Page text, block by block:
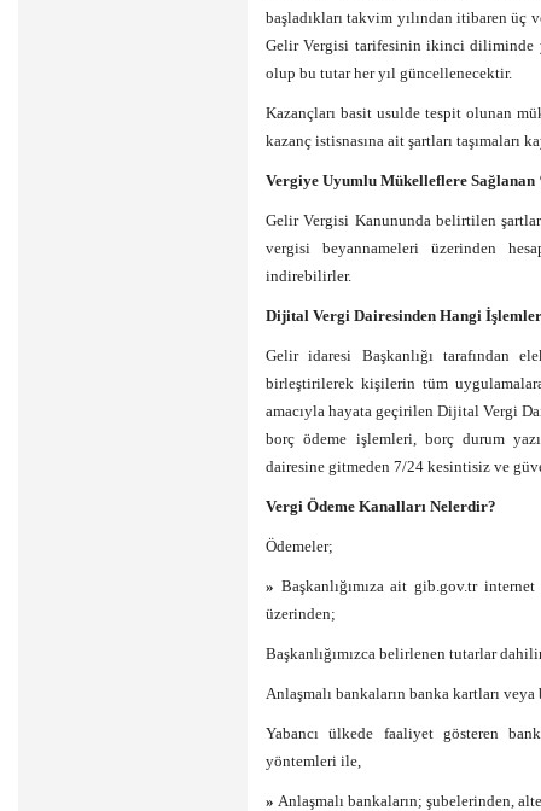
başladıkları takvim yılından itibaren üç
Gelir Vergisi tarifesinin ikinci diliminde
olup bu tutar her yıl güncellenecektir.
Kazançları basit usulde tespit olunan
kazanç istisnasına ait şartları taşımaları
Vergiye Uyumlu Mükelleflere
Gelir Vergisi Kanununda belirtilen
vergisi beyannameleri üzerinden
indirebilirler.
Dijital Vergi Dairesinden Hangi
Gelir idaresi Başkanlığı tarafından
birleştirilerek kişilerin tüm
amacıyla hayata geçirilen Dijital Vergi
borç ödeme işlemleri, borç durum
dairesine gitmeden 7/24 kesintisiz ve
Vergi Ödeme Kanalları Nelerdir?
Ödemeler;
» Başkanlığımıza ait gib.gov.tr
üzerinden;
Başkanlığımızca belirlenen tutarlar
Anlaşmalı bankaların banka kartları veya
Yabancı ülkede faaliyet gösteren
yöntemleri ile,
» Anlaşmalı bankaların; şubelerinden,